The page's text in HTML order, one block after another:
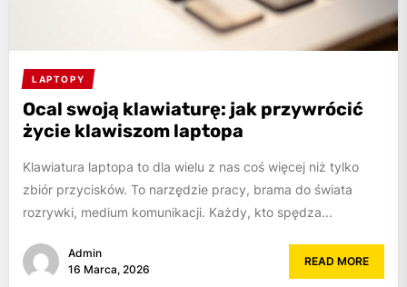
LAPTOPY
Ocal swoją klawiaturę: jak przywrócić
życie klawiszom laptopa
Klawiatura laptopa to dla wielu z nas coś więcej niż tylko
zbiór przycisków. To narzędzie pracy, brama do świata
rozrywki, medium komunikacji. Każdy, kto spędza...
Admin
16 Marca, 2026
READ MORE